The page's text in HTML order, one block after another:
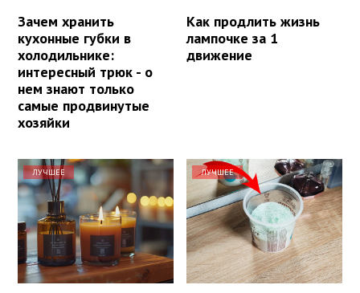
Зачем хранить
кухонные губки в
холодильнике:
интересный трюк - о
нем знают только
самые продвинутые
хозяйки
Как продлить жизнь
лампочке за 1
движение
ЛУЧШЕЕ ЛУЧШЕЕ